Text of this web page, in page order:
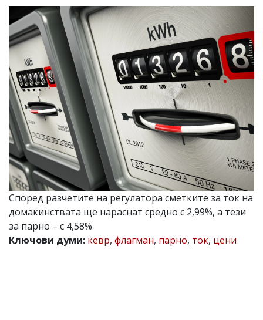
РАЗСЛЕДВАНЕ
БИЗНЕС
ЮГ
Управители:
Веселин
Василев,
email:
v.vasilev@flagman.bg
Катя
Касабова,
еmail:k.kassabova@flagman.bg
Главен
редактор:
Иван
Колев,
email:
Коментарите
Според разчетите на регулатора сметките за ток на
домакинствата ще нараснат средно с 2,99%, а тези
за парно – с 4,58%
Ключови думи: кевр, флагман, парно, ток, цени